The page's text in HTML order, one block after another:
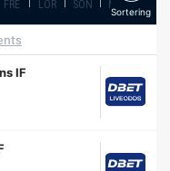
FRE LÖR SÖN MÅN
Sortering
IF